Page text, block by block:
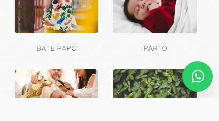
BATE PAPO PARTO